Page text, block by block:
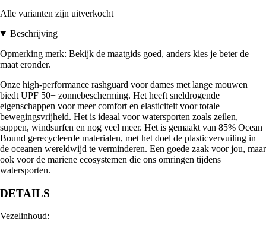
Alle varianten zijn uitverkocht
Beschrijving
Opmerking merk: Bekijk de maatgids goed, anders kies je beter de
maat eronder.
Onze high-performance rashguard voor dames met lange mouwen
biedt UPF 50+ zonnebescherming. Het heeft sneldrogende
eigenschappen voor meer comfort en elasticiteit voor totale
bewegingsvrijheid. Het is ideaal voor watersporten zoals zeilen,
suppen, windsurfen en nog veel meer. Het is gemaakt van 85% Ocean
Bound gerecycleerde materialen, met het doel de plasticvervuiling in
de oceanen wereldwijd te verminderen. Een goede zaak voor jou, maar
ook voor de mariene ecosystemen die ons omringen tijdens
watersporten.
DETAILS
Vezelinhoud: